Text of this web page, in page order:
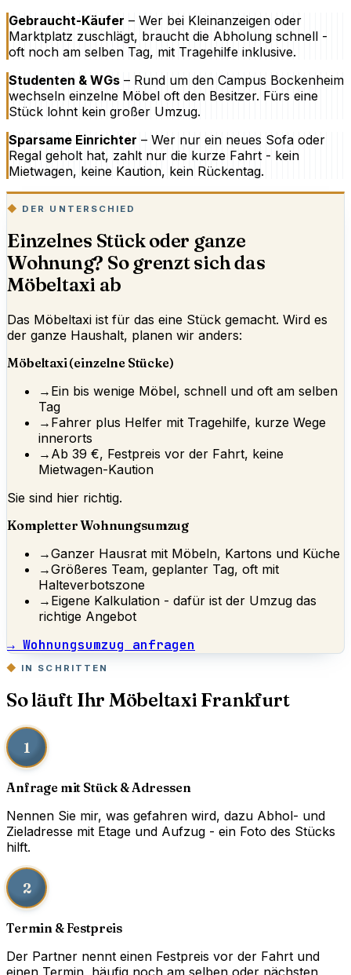
Gebraucht-Käufer – Wer bei Kleinanzeigen oder
Marktplatz zuschlägt, braucht die Abholung schnell -
oft noch am selben Tag, mit Tragehilfe inklusive.
Studenten & WGs – Rund um den Campus Bockenheim
wechseln einzelne Möbel oft den Besitzer. Fürs eine
Stück lohnt kein großer Umzug.
Sparsame Einrichter – Wer nur ein neues Sofa oder
Regal geholt hat, zahlt nur die kurze Fahrt - kein
Mietwagen, keine Kaution, kein Rückentag.
DER UNTERSCHIED
Einzelnes Stück oder ganze
Wohnung? So grenzt sich das
Möbeltaxi ab
Das Möbeltaxi ist für das eine Stück gemacht. Wird es
der ganze Haushalt, planen wir anders:
Möbeltaxi (einzelne Stücke)
→ Ein bis wenige Möbel, schnell und oft am selben
Tag
→ Fahrer plus Helfer mit Tragehilfe, kurze Wege
innerorts
→ Ab 39 €, Festpreis vor der Fahrt, keine
Mietwagen-Kaution
Sie sind hier richtig.
Kompletter Wohnungsumzug
→Ganzer Hausrat mit Möbeln, Kartons und Küche
→Größeres Team, geplanter Tag, oft mit
Halteverbotszone
→ Eigene Kalkulation - dafür ist der Umzug das
richtige Angebot
→ Wohnungsumzug anfragen
IN SCHRITTEN
So läuft Ihr Möbeltaxi Frankfurt
1
Anfrage mit Stück & Adressen
Nennen Sie mir, was gefahren wird, dazu Abhol- und
Zieladresse mit Etage und Aufzug - ein Foto des Stücks
hilft.
2
Termin & Festpreis
Der Partner nennt einen Festpreis vor der Fahrt und